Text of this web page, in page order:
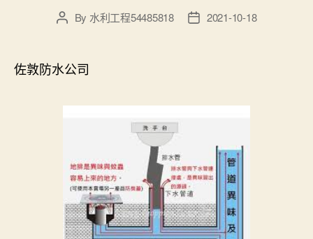
PostBy 水利工程54485818
Post2021-10-18
佐敦防水公司